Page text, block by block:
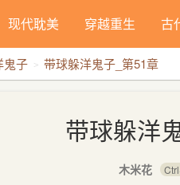
现代耽美 穿越重生 古
鬼子 带球躲洋鬼子_第51章
带球躲洋
木米花